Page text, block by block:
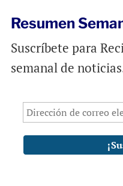
Resumen
Suscríbete para
semanal de